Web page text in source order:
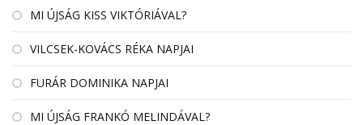
MI ÚJSÁG KISS VIKTÓRIÁVAL?
VILCSEK-KOVÁCS RÉKA NAPJAI
FURÁR DOMINIKA NAPJAI
MI ÚJSÁG FRANKÓ MELINDÁVAL?